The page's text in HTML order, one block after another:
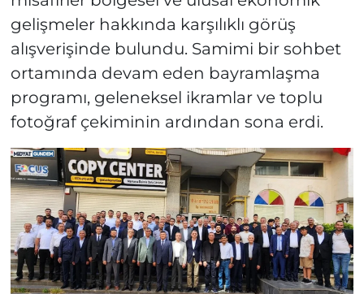
gelişmeler hakkında karşılıklı görüş
alışverişinde bulundu. Samimi bir sohbet
ortamında devam eden bayramlaşma
programı, geleneksel ikramlar ve toplu
fotoğraf çekiminin ardından sona erdi.